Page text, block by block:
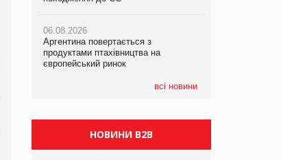
06.08.2026
Аргентина повертається з
продуктами птахівництва на
європейський ринок
всі новини
06.08.2026
Аргентина повертається з
продуктами птахівництва на
європейський ринок
06.08.2026
Аргентина повертається з
продуктами птахівництва на
європейський ринок
НОВИНИ B2B